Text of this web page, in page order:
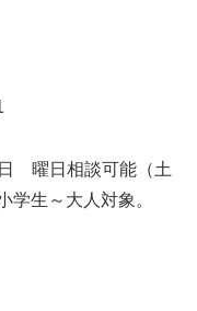
曜日相談可能（土
生～大人対象。